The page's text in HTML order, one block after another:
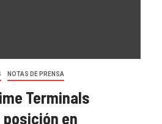
NOTAS DE PRENSA
Terminals
en